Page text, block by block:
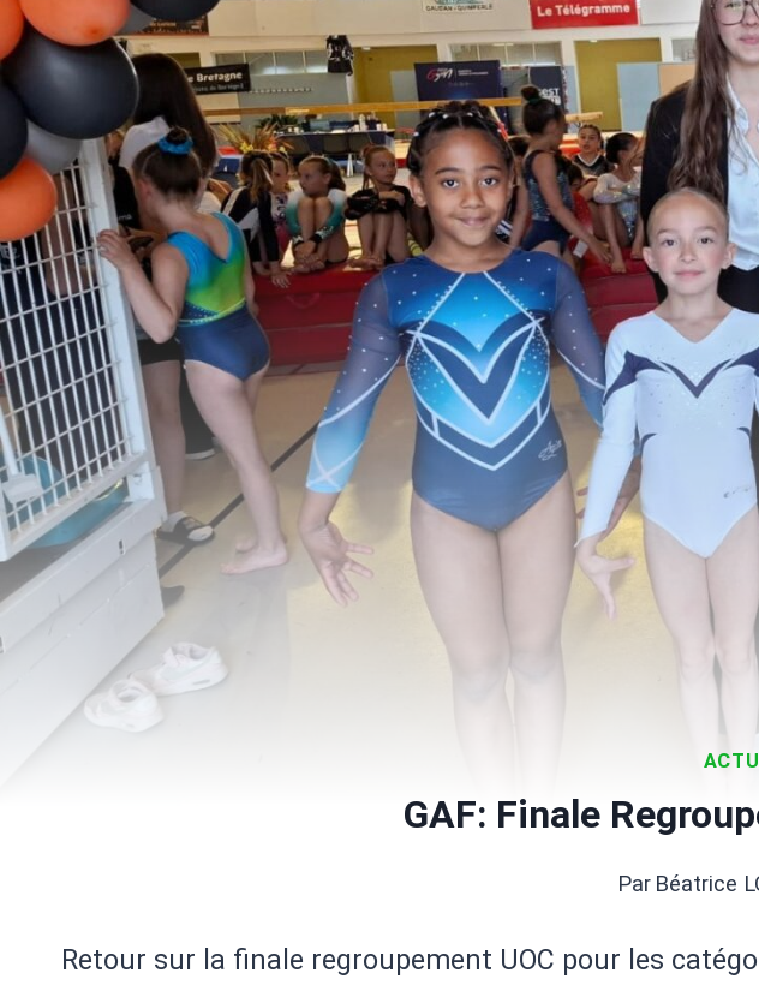
GAF: Finale
Par Béatrice
Retour sur la finale regroupement UOC pour les